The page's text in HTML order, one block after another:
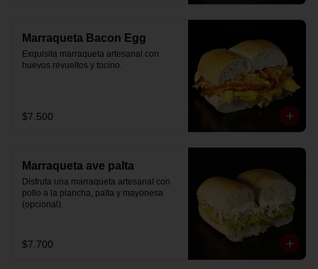
Marraqueta Bacon Egg
Exquisita marraqueta artesanal con
huevos revueltos y tocino.
$7.500
Marraqueta ave palta
Disfruta una marraqueta artesanal con
pollo a la plancha, palta y mayonesa
(opcional).
$7.700